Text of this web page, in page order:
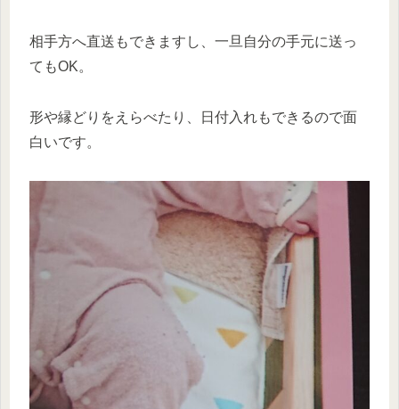
相手方へ直送もできますし、一旦自分の手元に送っ
てもOK。
形や縁どりをえらべたり、日付入れもできるので面
白いです。